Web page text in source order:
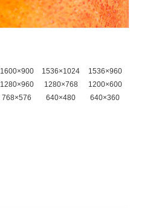
1600×900 1536×1024
1536×960
1280×960 1280×768
1200×600
768×576 640×480
640×360